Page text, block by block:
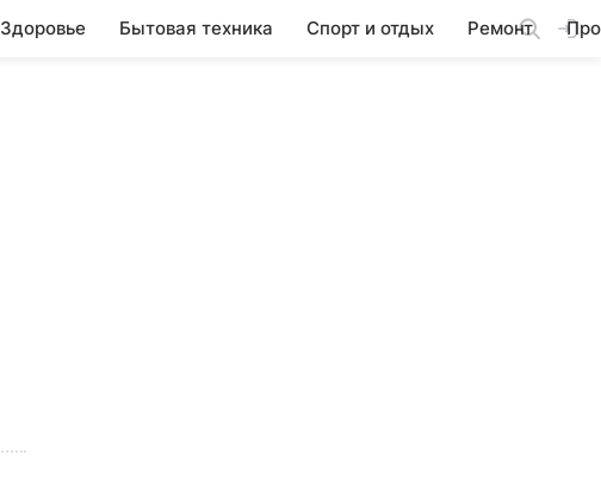
Здоровье Бытовая техника Спорт и отдых Ремонт